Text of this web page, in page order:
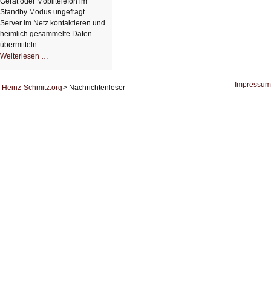
Standby Modus ungefragt
Server im Netz kontaktieren und
heimlich gesammelte Daten
übermitteln.
Weiterlesen …
DNS
Heinz-Schmitz.org
Nachrichtenleser Impressum